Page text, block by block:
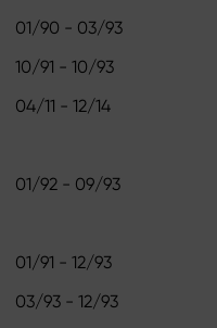
01/90 - 03/93
10/91 - 10/93
04/11 - 12/14
01/92 - 09/93
01/91 - 12/93
03/93 - 12/93